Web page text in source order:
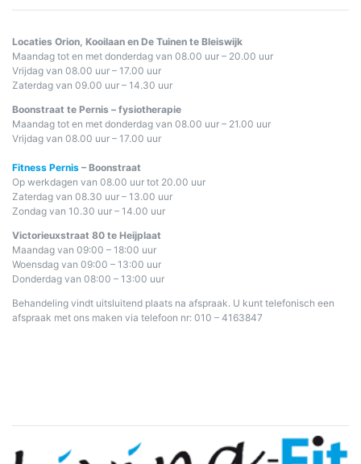
Locaties Orion, Kooilaan en De Tuinen te Bleiswijk
Maandag tot en met donderdag van 08.00 uur – 20.00 uur
Vrijdag van 08.00 uur – 17.00 uur
Zaterdag van 09.00 uur – 14.30 uur
Boonstraat te Pernis – fysiotherapie
Maandag tot en met donderdag van 08.00 uur – 21.00 uur
Vrijdag van 08.00 uur – 17.00 uur
Fitness Pernis – Boonstraat
Op werkdagen van 08.00 uur tot 20.00 uur
Zaterdag van 08.30 uur – 13.00 uur
Zondag van 10.30 uur – 14.00 uur
Victorieuxstraat 80 te Heijplaat
Maandag van 09:00 – 18:00 uur
Woensdag van 09:00 – 13:00 uur
Donderdag van 08:00 – 13:00 uur
Behandeling vindt uitsluitend plaats na afspraak. U kunt telefonisch een
afspraak met ons maken via telefoon nr: 010 – 4163847